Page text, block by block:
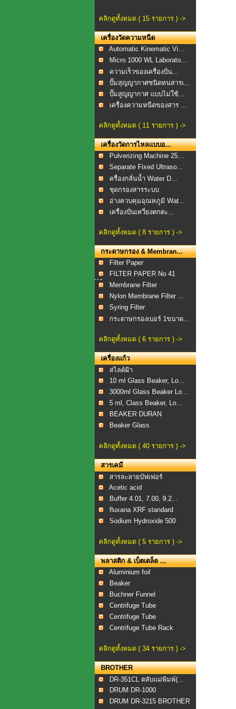
คลิกดูทั้งหมด ( 15 รายการ ) ->
เครื่องวัดความหนืด
Automatic Kinematic Vi...
Micro 1000 WL Laborato...
ความเร็วของเครื่องปั่น...
ปั๊มสุญญากาศชนิดทนสารเ...
ปั๊มสูญญากาศ แบบไม่ใช้...
เครื่องความหนืดของสาร ...
คลิกดูทั้งหมด ( 11 รายการ ) ->
เครื่องวัดการไหลแบบอ...
Pulverizing Machine 25...
Separate Fixed Ultraso...
ครื่องกลั่นน้ำ Water D...
ชุดกรองสารระบบ
สุญญากาศ...
อ่างควบคุมอุณหภูมิ Wat...
เครื่องปั่นเหวี่ยงตกตะ...
คลิกดูทั้งหมด ( 8 รายการ ) ->
กระดาษกรอง & Membran...
Filter Paper
FILTER PAPER No 41
WI...
Membrane Filter
Nylon Membrane Filter ...
Syring Filter
กระดาษกรองเบอร์ 1ขนาด...
คลิกดูทั้งหมด ( 6 รายการ ) ->
เครื่องแก้ว
สไลด์ฝ้า
10 ml Glass Beaker, Lo...
3000ml Glass Beaker Lo...
5 ml, Class Beaker, Lo...
BEAKER DURAN
Beaker Glass
คลิกดูทั้งหมด ( 40 รายการ ) ->
สารเคมี
สารละลายบัฟเฟอร์
Acetic acid
Buffer 4.01, 7.00, 9.2...
fluxana XRF standard
Sodium Hydroxide 500
คลิกดูทั้งหมด ( 5 รายการ ) ->
พลาสติก & เบ็ตเตล็ด ...
Aluminium foil
Beaker
Buchner Funnel
Centrifuge Tube
Centrifuge Tube
Centrifuge Tube Rack
คลิกดูทั้งหมด ( 34 รายการ ) ->
BROTHER
DR-351CL ตลับแม่พิมพ์(...
DRUM DR-1000
DRUM DR-3215 BROTHER